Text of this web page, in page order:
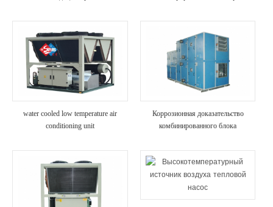
water cooled low temperature air
conditioning unit
Коррозионная доказательство
комбинированного блока